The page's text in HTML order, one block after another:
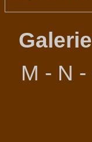
Galerie
M - N -